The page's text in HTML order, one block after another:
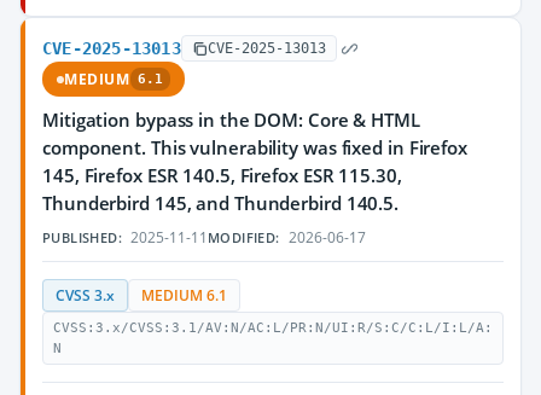
CVE-2025-13013 CVE-2025-13013
MEDIUM 6.1
Mitigation bypass in the DOM: Core & HTML
component. This vulnerability was fixed in Firefox
145, Firefox ESR 140.5, Firefox ESR 115.30,
Thunderbird 145, and Thunderbird 140.5.
PUBLISHED: 2025-11-11 MODIFIED: 2026-06-17
CVSS 3.x MEDIUM 6.1
CVSS:3.x/CVSS:3.1/AV:N/AC:L/PR:N/UI:R/S:C/C:L/I:L/A:
N